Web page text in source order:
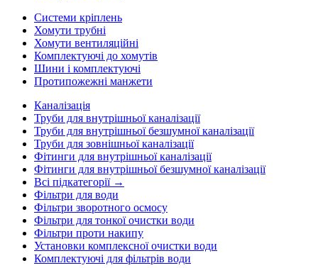
Системи кріплень
Хомути трубні
Хомути вентиляційні
Комплектуючі до хомутів
Шини і комплектуючі
Протипожежні манжети
Каналізація
Труби для внутрішньої каналізації
Труби для внутрішньої безшумної каналізації
Труби для зовнішньої каналізації
Фітинги для внутрішньої каналізації
Фітинги для внутрішньої безшумної каналізації
Всі підкатегорії →
Фільтри для води
Фільтри зворотного осмосу
Фільтри для тонкої очистки води
Фільтри проти накипу
Установки комплексної очистки води
Комплектуючі для фільтрів води